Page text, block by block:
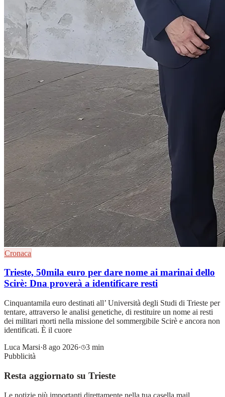
Cronaca
Trieste, 50mila euro per dare nome ai marinai dello
Scirè: Dna proverà a identificare resti
Cinquantamila euro destinati all’ Università degli Studi di Trieste per
tentare, attraverso le analisi genetiche, di restituire un nome ai resti
dei militari morti nella missione del sommergibile Scirè e ancora non
identificati. È il cuore
Luca Marsi·8 ago 2026·
3 min
Pubblicità
Resta aggiornato su Trieste
Le notizie più importanti direttamente nella tua casella mail.